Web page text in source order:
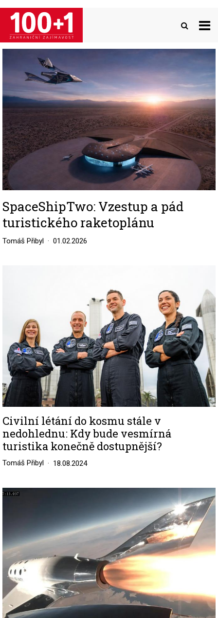
Přejít
hlavnímu
obsahu
SpaceShipTwo: Vzestup a pád
turistického raketoplánu
Tomáš Přibyl 01.02.2026
Civilní létání do kosmu stále v
nedohlednu: Kdy bude vesmírná
turistika konečně dostupnější?
Tomáš Přibyl 18.08.2024
Image